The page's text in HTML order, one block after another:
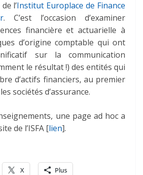
l’Institut Europlace de Finance
. C’est l’occasion d’examiner
financière et actuarielle à
d’origine comptable qui ont
sur la communication
le résultat !) des entités qui
d’actifs financiers, au premier
sociétés d’assurance.
une page ad hoc a
de l’ISFA [lien].
X Plus